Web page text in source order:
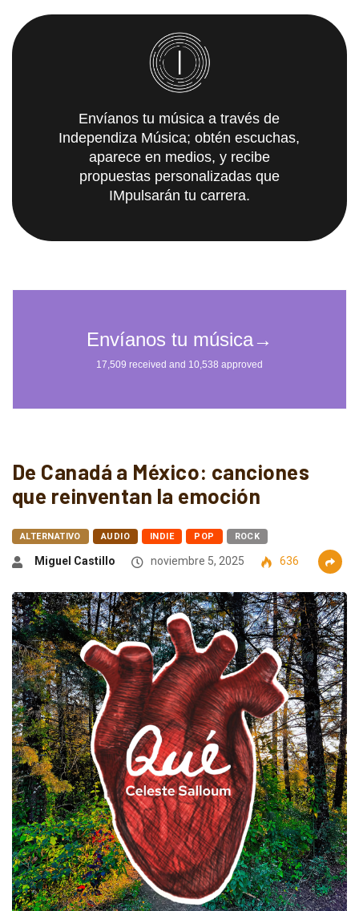
Envíanos tu música a través de
Independiza Música; obtén escuchas,
aparece en medios, y recibe
propuestas personalizadas que
IMpulsarán tu carrera.
De Canadá a México: canciones
que reinventan la emoción
ALTERNATIVO AUDIO INDIE POP ROCK
Miguel Castillo noviembre 5, 2025 636